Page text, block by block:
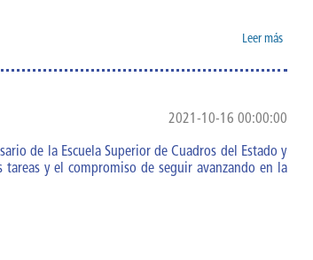
Leer más
2021-10-16 00:00:00
de la Escuela Superior de Cuadros del Estado y
y el compromiso de seguir avanzando en la